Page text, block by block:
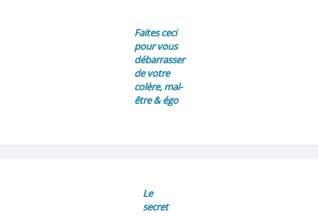
Faites ceci
pour vous
débarrasser
de votre
colère, mal-
être & égo
Le
secret